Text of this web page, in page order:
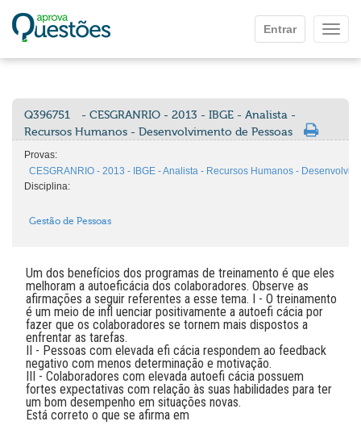
Entrar
Q396751
- CESGRANRIO - 2013 - IBGE - Analista -
Recursos Humanos - Desenvolvimento de Pessoas
Provas:
CESGRANRIO - 2013 - IBGE - Analista - Recursos Humanos -
Disciplina:
Gestão de Pessoas
Um dos benefícios dos programas de treinamento é que eles
melhoram a autoeficácia dos colaboradores. Observe as
afirmações a seguir referentes a esse tema. I - O treinamento
é um meio de infl uenciar positivamente a autoefi cácia por
fazer que os colaboradores se tornem mais dispostos a
enfrentar as tarefas.
II - Pessoas com elevada efi cácia respondem ao feedback
negativo com menos determinação e motivação.
III - Colaboradores com elevada autoefi cácia possuem
fortes expectativas com relação às suas habilidades para ter
um bom desempenho em situações novas.
Está correto o que se afirma em